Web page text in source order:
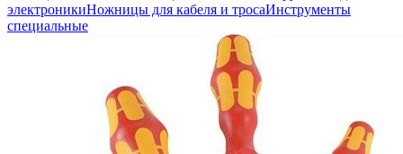
электроникиНожницы для кабеля и тросаИнструменты
специальные